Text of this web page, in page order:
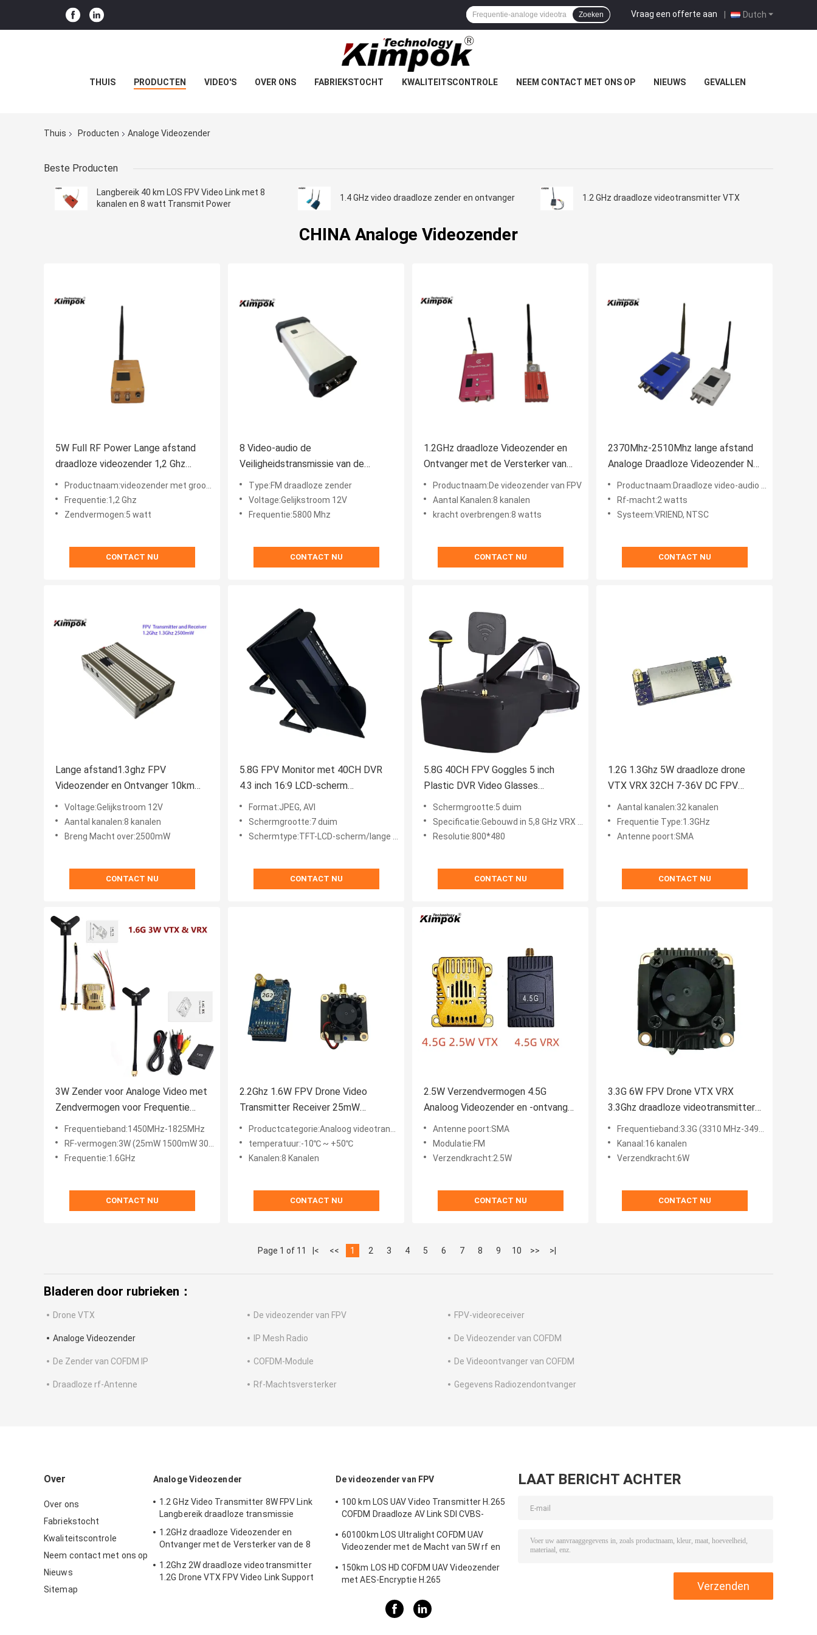
Dutch
Vraag een offerte aan |
Zoeken
THUIS PRODUCTEN VIDEO'S OVER ONS FABRIEKSTOCHT KWALITEITSCONTROLE NEEM CONTACT MET ONS OP NIEUWS GEVALLEN
Thuis Producten Analoge Videozender
Beste Producten
Langbereik 40 km LOS FPV Video Link met 8
kanalen en 8 watt Transmit Power
1.4 GHz video draadloze zender en ontvanger 1.2 GHz draadloze videotransmitter VTX
CHINA Analoge Videozender
5W Full RF Power Lange afstand
draadloze videozender 1,2 Ghz
BNC-ingang
Productnaam:videozender met groot bereik
Frequentie:1,2 Ghz
Zendvermogen:5 watt
CONTACT NU
8 Video-audio de
Veiligheidstransmissie van de
kanalen5800mhz Draadloze
Analoge Zender
Type:FM draadloze zender
Voltage:Gelijkstroom 12V
Frequentie:5800 Mhz
CONTACT NU
1.2GHz draadloze Videozender en
Ontvanger met de Versterker van
de 8 Wattsmacht
Productnaam:De videozender van FPV
Aantal Kanalen:8 kanalen
kracht overbrengen:8 watts
CONTACT NU
2370Mhz-2510Mhz lange afstand
Analoge Draadloze Videozender Nul
Vertraging
Productnaam:Draadloze video-audio zender
Rf-macht:2 watts
Systeem:VRIEND, NTSC
CONTACT NU
Lange afstand1.3ghz FPV
Videozender en Ontvanger 10km
LOS 8 Kanalen
Voltage:Gelijkstroom 12V
Aantal kanalen:8 kanalen
Breng Macht over:2500mW
CONTACT NU
5.8G FPV Monitor met 40CH DVR
4.3 inch 16:9 LCD-scherm
NTSC/PAL Automatisch Zoeken
Video-opname voor RC FPV
Multicopter
Format:JPEG, AVI
Schermgrootte:7 duim
Schermtype:TFT-LCD-scherm/lange levensduur, LED-achterlicht
CONTACT NU
5.8G 40CH FPV Goggles 5 inch
Plastic DVR Video Glasses
Professionele drone accessoires
Schermgrootte:5 duim
Specificatie:Gebouwd in 5,8 GHz VRX module
Resolutie:800*480
CONTACT NU
1.2G 1.3Ghz 5W draadloze drone
VTX VRX 32CH 7-36V DC FPV
Video Transmitter Receiver
Aantal kanalen:32 kanalen
Frequentie Type:1.3GHz
Antenne poort:SMA
CONTACT NU
3W Zender voor Analoge Video met
Zendvermogen voor Frequentie
1450MHz-1825MHz 1.6G VTX
16CH
Frequentieband:1450MHz-1825MHz
RF-vermogen:3W (25mW 1500mW 3000mW)
Frequentie:1.6GHz
CONTACT NU
2.2Ghz 1.6W FPV Drone Video
Transmitter Receiver 25mW
200mW 1600mW VTX
Langeafstands Support IRC
Productcategorie:Analoog videotransmitter
temperatuur:-10℃ ~ +50℃
Kanalen:8 Kanalen
CONTACT NU
2.5W Verzendvermogen 4.5G
Analoog Videozender en -ontvanger
voor 1 Vp-p FM Audio Video Output
Antenne poort:SMA
Modulatie:FM
Verzendkracht:2.5W
CONTACT NU
3.3G 6W FPV Drone VTX VRX
3.3Ghz draadloze videotransmitter
ontvanger audio video transmissie
Frequentieband:3.3G (3310 MHz-3495 MHz)
Kanaal:16 kanalen
Verzendkracht:6W
CONTACT NU
Page 1 of 11 |< << 1 2 3 4 5 6 7 8 9 10 >> >|
Bladeren door rubrieken：
Drone VTX De videozender van FPV FPV-videoreceiver
Analoge Videozender IP Mesh Radio De Videozender van COFDM
De Zender van COFDM IP COFDM-Module De Videoontvanger van COFDM
Draadloze rf-Antenne Rf-Machtsversterker Gegevens Radiozendontvanger
Over
Over ons
Fabriekstocht
Kwaliteitscontrole
Neem contact met ons op
Nieuws
Sitemap
Analoge Videozender
1.2 GHz Video Transmitter 8W FPV Link
Langbereik draadloze transmissie
1.2GHz draadloze Videozender en
Ontvanger met de Versterker van de 8
1.2Ghz 2W draadloze videotransmitter
1.2G Drone VTX FPV Video Link Support
De videozender van FPV
100 km LOS UAV Video Transmitter H.265
COFDM Draadloze AV Link SDI CVBS-
60100km LOS Ultralight COFDM UAV
Videozender met de Macht van 5W rf en
150km LOS HD COFDM UAV Videozender
met AES-Encryptie H.265
LAAT BERICHT ACHTER